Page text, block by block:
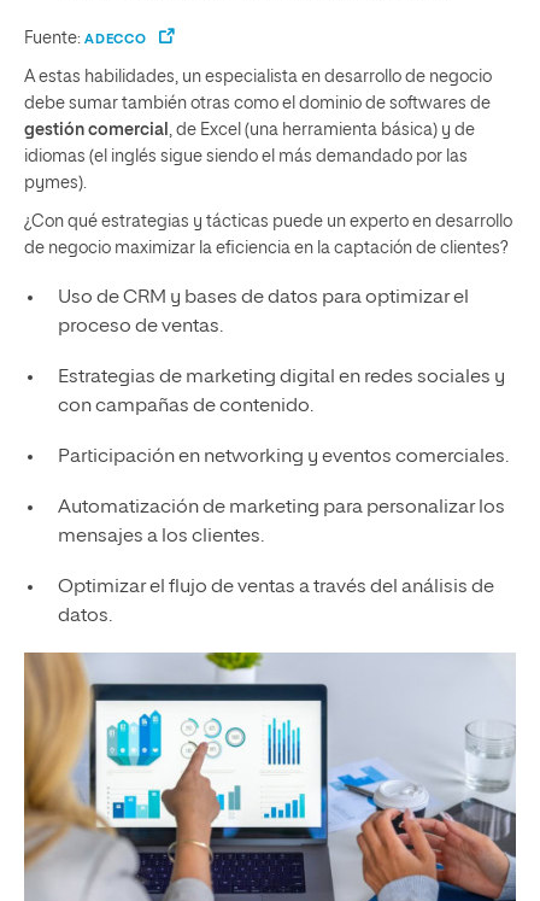
Fuente: ADECCO
A estas habilidades, un especialista en desarrollo de negocio
debe sumar también otras como el dominio de softwares de
gestión comercial
, de Excel (una herramienta básica) y de
idiomas (el inglés sigue siendo el más demandado por las
pymes).
¿Con qué estrategias y tácticas puede un experto en desarrollo
de negocio maximizar la eficiencia en la captación de clientes?
Uso de CRM y bases de datos para optimizar el
proceso de ventas.
Estrategias de marketing digital en redes sociales y
con campañas de contenido.
Participación en networking y eventos comerciales.
Automatización de marketing para personalizar los
mensajes a los clientes.
Optimizar el flujo de ventas a través del análisis de
datos.